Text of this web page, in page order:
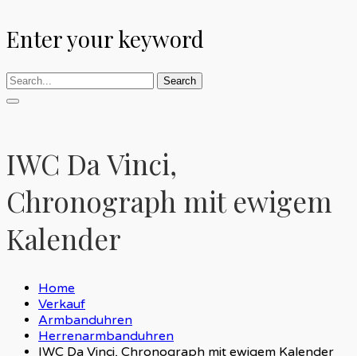
Enter your keyword
Search
IWC Da Vinci,
Chronograph mit ewigem
Kalender
Home
Verkauf
Armbanduhren
Herrenarmbanduhren
IWC Da Vinci, Chronograph mit ewigem Kalender